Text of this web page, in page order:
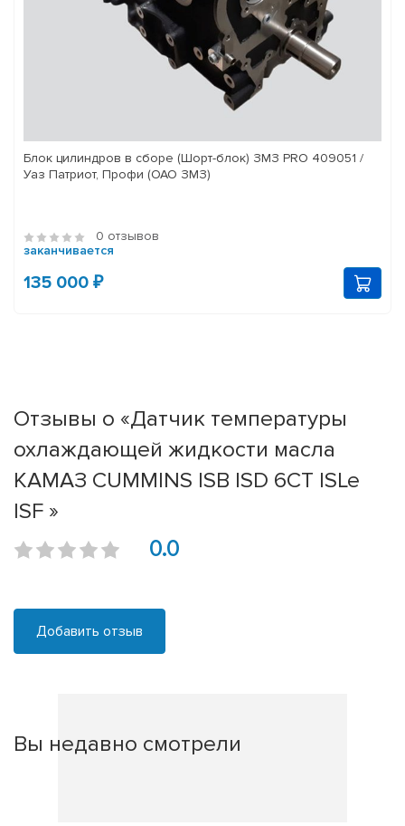
Блок цилиндров в сборе (Шорт-блок) ЗМЗ PRO 409051 /
Уаз Патриот, Профи (ОАО ЗМЗ)
0 отзывов
заканчивается
135 000 ₽
Отзывы о «Датчик температуры
охлаждающей жидкости масла
КАМАЗ CUMMINS ISB ISD 6CT ISLe
ISF »
0.0
Добавить отзыв
Вы недавно смотрели